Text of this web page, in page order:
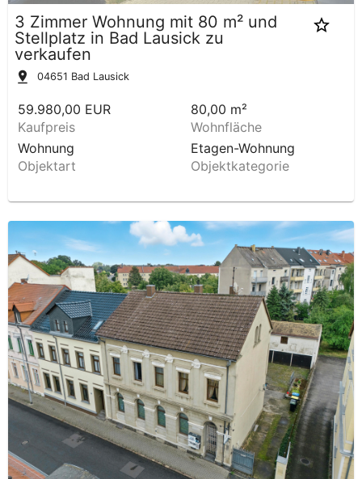
3 Zimmer Wohnung mit 80 m² und
Stellplatz in Bad Lausick zu
verkaufen
04651 Bad Lausick
59.980,00 EUR
Kaufpreis
80,00 m²
Wohnfläche
Wohnung
Objektart
Etagen-Wohnung
Objektkategorie